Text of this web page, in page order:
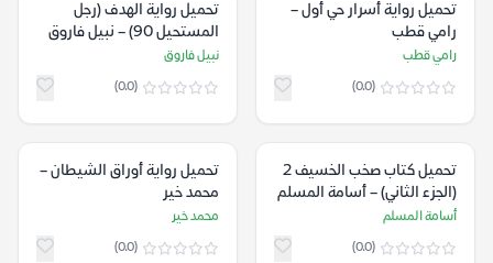
تحميل رواية أسرار حي أول –
رامي قطب
رامي قطب
(0.0)
تحميل رواية الهدف (رجل
المستحيل 90) – نبيل فاروق
نبيل فاروق
(0.0)
تحميل كتاب صخب الخسيف 2
(الجزء الثاني) – أسامة المسلم
أسامة المسلم
(0.0)
تحميل رواية أوراق الشيطان –
محمد خير
محمد خير
(0.0)